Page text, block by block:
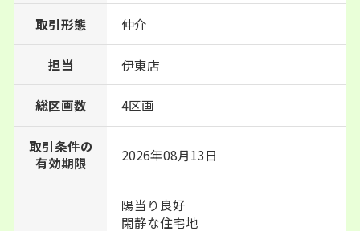
取引形態 仲介
担当 伊東店
総区画数 4区画
取引条件の
有効期限
2026年08月13日
陽当り良好
閑静な住宅地